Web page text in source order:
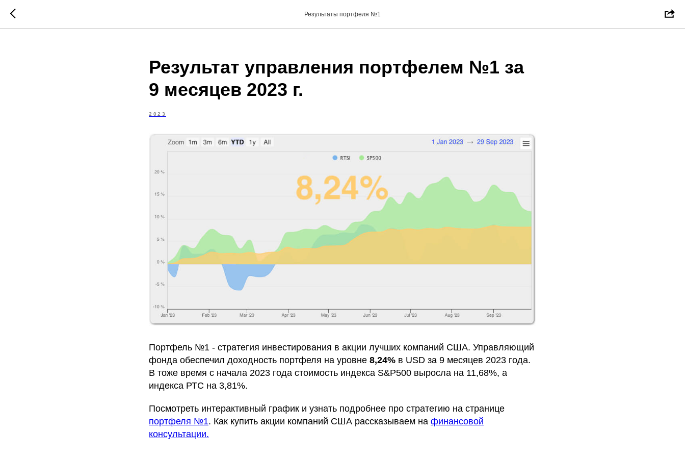
Результаты портфеля №1
Результат управления портфелем №1 за
9 месяцев 2023 г.
2023
Портфель №1 - стратегия инвестирования в акции лучших компаний США. Управляющий
фонда обеспечил доходность портфеля на уровне 8,24% в USD за 9 месяцев 2023 года.
В тоже время с начала 2023 года стоимость индекса S&P500 выросла на 11,68%, а
индекса РТС на 3,81%.
Посмотреть интерактивный график и узнать подробнее про стратегию на странице
портфеля №1. Как купить акции компаний США рассказываем на финансовой
консультации.